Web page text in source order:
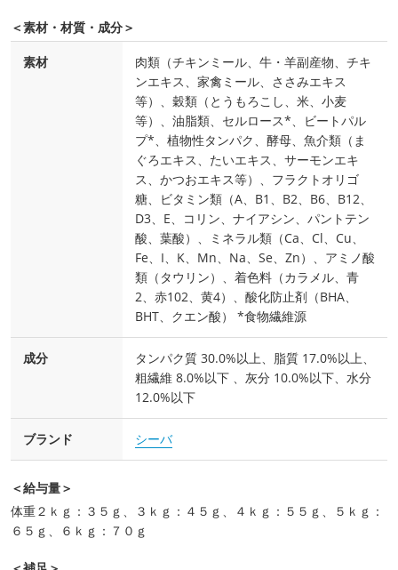
＜素材・材質・成分＞
素材
肉類（チキンミール、牛・羊副産物、チキ
ンエキス、家禽ミール、ささみエキス
等）、穀類（とうもろこし、米、小麦
等）、油脂類、セルロース*、ビートパル
プ*、植物性タンパク、酵母、魚介類（ま
ぐろエキス、たいエキス、サーモンエキ
ス、かつおエキス等）、フラクトオリゴ
糖、ビタミン類（A、B1、B2、B6、B12、
D3、E、コリン、ナイアシン、パントテン
酸、葉酸）、ミネラル類（Ca、Cl、Cu、
Fe、I、K、Mn、Na、Se、Zn）、アミノ酸
類（タウリン）、着色料（カラメル、青
2、赤102、黄4）、酸化防止剤（BHA、
BHT、クエン酸） *食物繊維源
成分
タンパク質 30.0%以上、脂質 17.0%以上、
粗繊維 8.0%以下 、灰分 10.0%以下、水分
12.0%以下
ブランド シーバ
＜給与量＞
体重２ｋｇ：３５ｇ、３ｋｇ：４５ｇ、４ｋｇ：５５ｇ、５ｋｇ：
６５ｇ、６ｋｇ：７０ｇ